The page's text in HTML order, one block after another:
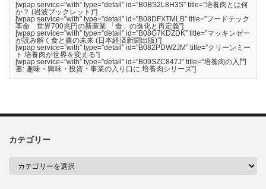
[wpap service=”with” type=”detail” id=”B0BS2L8H3S” title=”培養肉とは何
か？ (岩波ブックレット)”]
[wpap service=”with” type=”detail” id=”B08DFXTMLB” title=”フードテック
革命 世界700兆円の新産業 「食」の進化と再定義”]
[wpap service=”with” type=”detail” id=”B08G7KDZDK” title=”マッキンゼー
が読み解く食と農の未来 (日本経済新聞出版)”]
[wpap service=”with” type=”detail” id=”B082PDW2JM” title=”クリーンミー
ト 培養肉が世界を変える”]
[wpap service=”with” type=”detail” id=”B09SZC847J” title=”培養肉の入門
書: 趣味・興味・投資・事業の入り口に 培養肉シリーズ”]
カテゴリー